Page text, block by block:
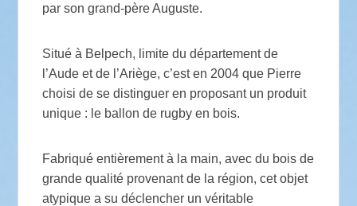
par son grand-père Auguste.
Situé à Belpech, limite du département de
l’Aude et de l’Ariège, c’est en 2004 que Pierre
choisi de se distinguer en proposant un produit
unique : le ballon de rugby en bois.
Fabriqué entièrement à la main, avec du bois de
grande qualité provenant de la région, cet objet
atypique a su déclencher un véritable